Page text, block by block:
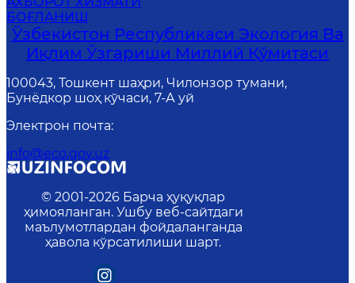
БОҒЛАНИШ
Ўзбекистон Республикаси Экология Ва
Иқлим Ўзгариши Миллий Қўмитаси
100043, Тошкент шаҳри, Чилонзор тумани,
Бунёдкор шоҳ кўчаси, 7-А уй
Электрон почта:
info@eco.gov.uz
© 2001-2026 Барча ҳуқуқлар
ҳимояланган. Ушбу веб-сайтдаги
маълумотлардан фойдаланганда
ҳавола кўрсатилиши шарт.